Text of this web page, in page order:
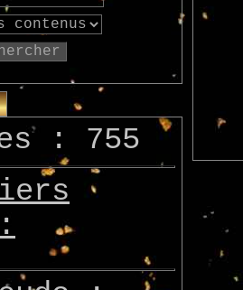
: 755